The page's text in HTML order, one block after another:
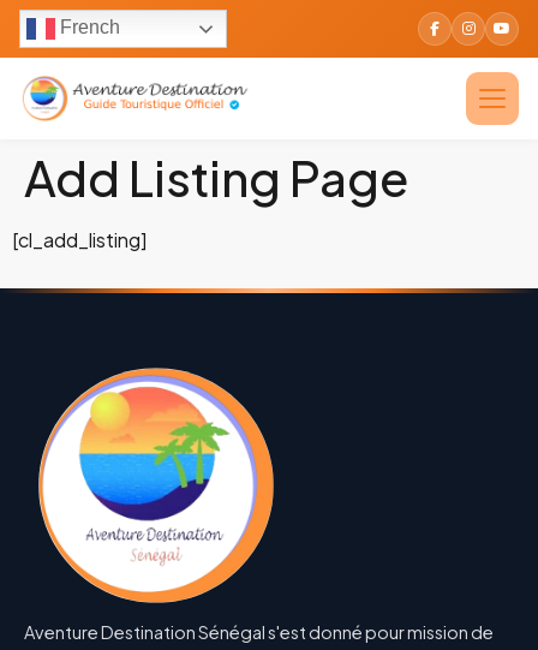
French
Add Listing Page
[cl_add_listing]
Aventure Destination Sénégal s'est donné pour mission de